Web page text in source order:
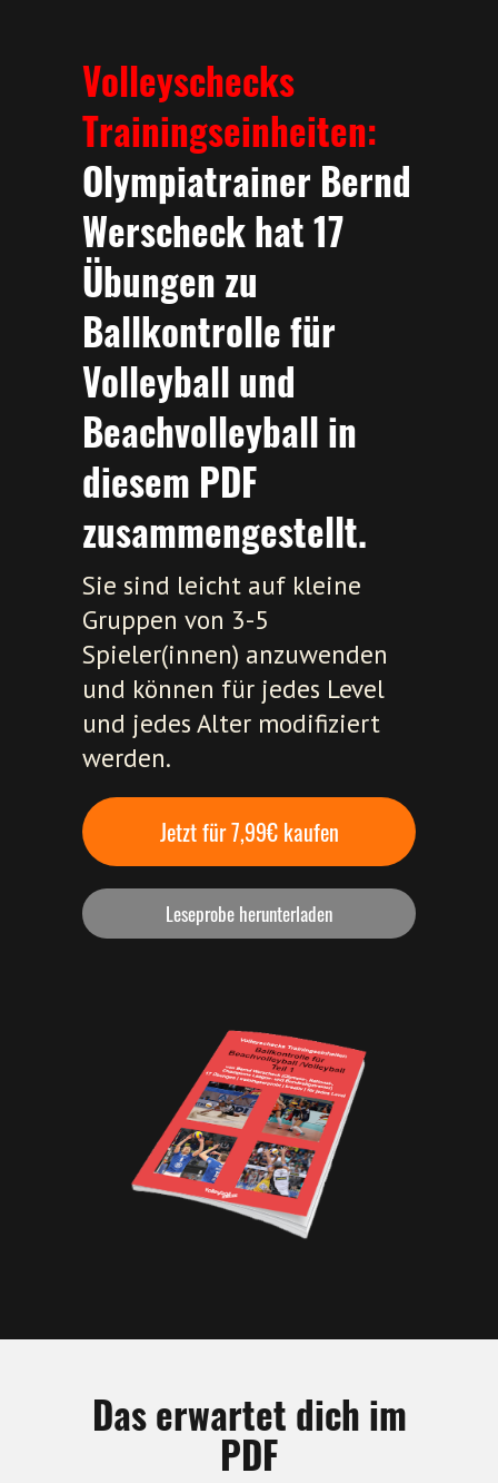
Volleyschecks
Trainingseinheiten:
Olympiatrainer Bernd
Werscheck hat 17
Übungen zu
Ballkontrolle für
Volleyball und
Beachvolleyball in
diesem PDF
zusammengestellt.
Sie sind leicht auf kleine
Gruppen von 3-5
Spieler(innen) anzuwenden
und können für jedes Level
und jedes Alter modifiziert
werden.
Jetzt für 7,99€ kaufen
Leseprobe herunterladen
Das erwartet dich im
PDF